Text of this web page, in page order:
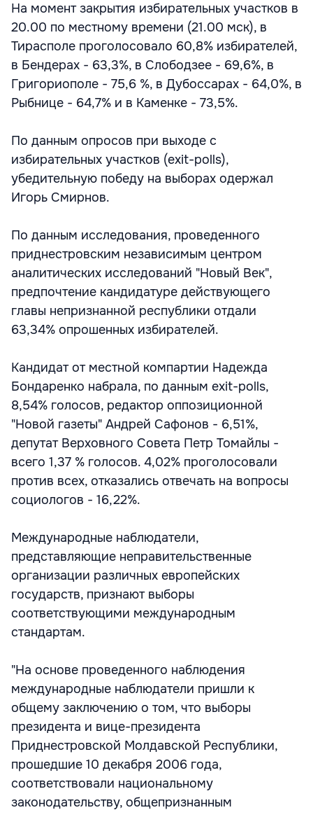
На момент закрытия избирательных участков в
20.00 по местному времени (21.00 мск), в
Тирасполе проголосовало 60,8% избирателей,
в Бендерах - 63,3%, в Слободзее - 69,6%, в
Григориополе - 75,6 %, в Дубоссарах - 64,0%, в
Рыбнице - 64,7% и в Каменке - 73,5%.
По данным опросов при выходе с
избирательных участков (exit-polls),
убедительную победу на выборах одержал
Игорь Смирнов.
По данным исследования, проведенного
приднестровским независимым центром
аналитических исследований "Новый Век",
предпочтение кандидатуре действующего
главы непризнанной республики отдали
63,34% опрошенных избирателей.
Кандидат от местной компартии Надежда
Бондаренко набрала, по данным exit-polls,
8,54% голосов, редактор оппозиционной
"Новой газеты" Андрей Сафонов - 6,51%,
депутат Верховного Совета Петр Томайлы -
всего 1,37 % голосов. 4,02% проголосовали
против всех, отказались отвечать на вопросы
социологов - 16,22%.
Международные наблюдатели,
представляющие неправительственные
организации различных европейских
государств, признают выборы
соответствующими международным
стандартам.
"На основе проведенного наблюдения
международные наблюдатели пришли к
общему заключению о том, что выборы
президента и вице-президента
Приднестровской Молдавской Республики,
прошедшие 10 декабря 2006 года,
соответствовали национальному
законодательству, общепризнанным